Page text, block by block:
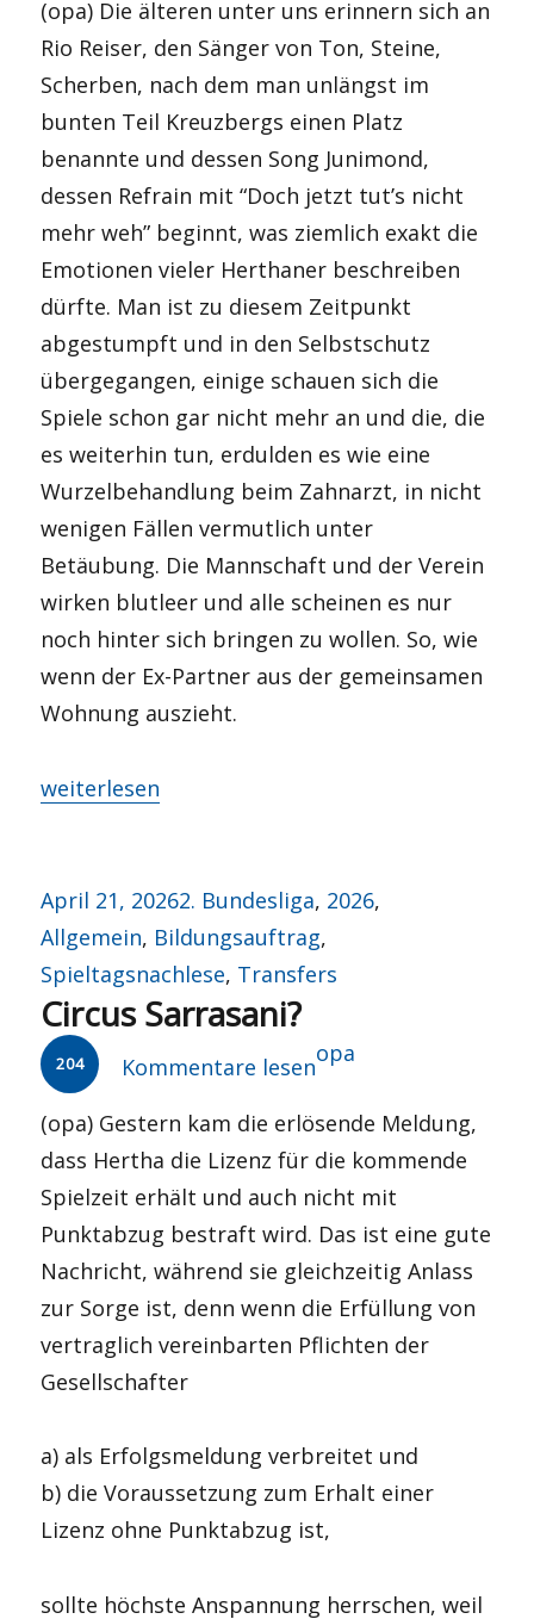
(opa) Die älteren unter uns erinnern sich an
Rio Reiser, den Sänger von Ton, Steine,
Scherben, nach dem man unlängst im
bunten Teil Kreuzbergs einen Platz
benannte und dessen Song Junimond,
dessen Refrain mit “Doch jetzt tut’s nicht
mehr weh” beginnt, was ziemlich exakt die
Emotionen vieler Herthaner beschreiben
dürfte. Man ist zu diesem Zeitpunkt
abgestumpft und in den Selbstschutz
übergegangen, einige schauen sich die
Spiele schon gar nicht mehr an und die, die
es weiterhin tun, erdulden es wie eine
Wurzelbehandlung beim Zahnarzt, in nicht
wenigen Fällen vermutlich unter
Betäubung. Die Mannschaft und der Verein
wirken blutleer und alle scheinen es nur
noch hinter sich bringen zu wollen. So, wie
wenn der Ex-Partner aus der gemeinsamen
Wohnung auszieht.
„Junimond“
weiterlesen
Veröffentlicht
am
April 21, 2026Kategorien
2. Bundesliga, 2026,
Allgemein, Bildungsauftrag,
Spieltagsnachlese, Transfers
Circus Sarrasani?
204 Kommentare lesen
Autor
opa
(opa) Gestern kam die erlösende Meldung,
dass Hertha die Lizenz für die kommende
Spielzeit erhält und auch nicht mit
Punktabzug bestraft wird. Das ist eine gute
Nachricht, während sie gleichzeitig Anlass
zur Sorge ist, denn wenn die Erfüllung von
vertraglich vereinbarten Pflichten der
Gesellschafter
a) als Erfolgsmeldung verbreitet und
b) die Voraussetzung zum Erhalt einer
Lizenz ohne Punktabzug ist,
sollte höchste Anspannung herrschen, weil